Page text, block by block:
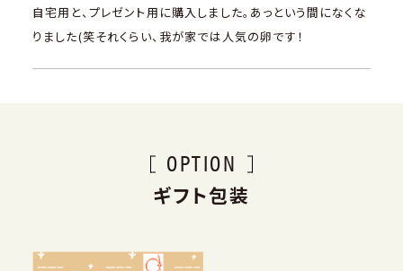
自宅用と、プレゼント用に購入しました。あっという間になくな
りました(笑それくらい、我が家では人気の卵です！
OPTION
ギフト包装